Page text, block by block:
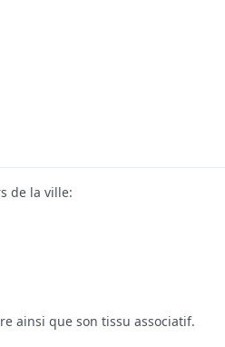
de la ville:
ainsi que son tissu associatif.